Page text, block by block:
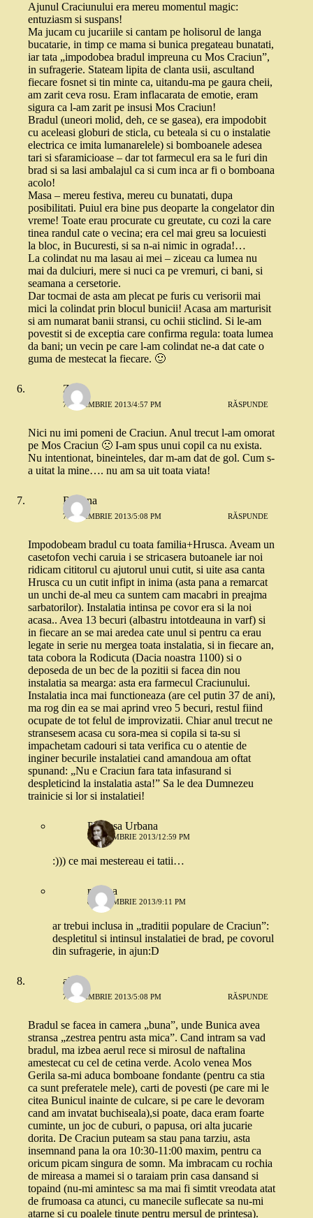
Ajunul Craciunului era mereu momentul magic:
entuziasm si suspans!
Ma jucam cu jucariile si cantam pe holisorul de langa
bucatarie, in timp ce mama si bunica pregateau bunatati,
iar tata „impodobea bradul impreuna cu Mos Craciun”,
in sufragerie. Stateam lipita de clanta usii, ascultand
fiecare fosnet si tin minte ca, uitandu-ma pe gaura cheii,
am zarit ceva rosu. Eram inflacarata de emotie, eram
sigura ca l-am zarit pe insusi Mos Craciun!
Bradul (uneori molid, deh, ce se gasea), era impodobit
cu aceleasi globuri de sticla, cu beteala si cu o instalatie
electrica ce imita lumanarelele) si bomboanele adesea
tari si sfaramicioase – dar tot farmecul era sa le furi din
brad si sa lasi ambalajul ca si cum inca ar fi o bomboana
acolo!
Masa – mereu festiva, mereu cu bunatati, dupa
posibilitati. Puiul era bine pus deoparte la congelator din
vreme! Toate erau procurate cu greutate, cu cozi la care
tinea randul cate o vecina; era cel mai greu sa locuiesti
la bloc, in Bucuresti, si sa n-ai nimic in ograda!…
La colindat nu ma lasau ai mei – ziceau ca lumea nu
mai da dulciuri, mere si nuci ca pe vremuri, ci bani, si
seamana a cersetorie.
Dar tocmai de asta am plecat pe furis cu verisorii mai
mici la colindat prin blocul bunicii! Acasa am marturisit
si am numarat banii stransi, cu ochii sticlind. Si le-am
povestit si de exceptia care confirma regula: toata lumea
da bani; un vecin pe care l-am colindat ne-a dat cate o
guma de mestecat la fiecare. 🙂
Zibe
7 NOIEMBRIE 2013/4:57 PM RĂSPUNDE
Nici nu imi pomeni de Craciun. Anul trecut l-am omorat
pe Mos Craciun 🙁 I-am spus unui copil ca nu exista.
Nu intentionat, bineinteles, dar m-am dat de gol. Cum s-
a uitat la mine…. nu am sa uit toata viata!
Roxana
7 NOIEMBRIE 2013/5:08 PM RĂSPUNDE
Impodobeam bradul cu toata familia+Hrusca. Aveam un
casetofon vechi caruia i se stricasera butoanele iar noi
ridicam cititorul cu ajutorul unui cutit, si uite asa canta
Hrusca cu un cutit infipt in inima (asta pana a remarcat
un unchi de-al meu ca suntem cam macabri in preajma
sarbatorilor). Instalatia intinsa pe covor era si la noi
acasa.. Avea 13 becuri (albastru intotdeauna in varf) si
in fiecare an se mai aredea cate unul si pentru ca erau
legate in serie nu mergea toata instalatia, si in fiecare an,
tata cobora la Rodicuta (Dacia noastra 1100) si o
deposeda de un bec de la pozitii si facea din nou
instalatia sa mearga: asta era farmecul Craciunului.
Instalatia inca mai functioneaza (are cel putin 37 de ani),
ma rog din ea se mai aprind vreo 5 becuri, restul fiind
ocupate de tot felul de improvizatii. Chiar anul trecut ne
stransesem acasa cu sora-mea si copila si ta-su si
impachetam cadouri si tata verifica cu o atentie de
inginer becurile instalatiei cand amandoua am oftat
spunand: „Nu e Craciun fara tata infasurand si
despleticind la instalatia asta!” Sa le dea Dumnezeu
trainicie si lor si instalatiei!
Printesa Urbana
8 NOIEMBRIE 2013/12:59 PM
:))) ce mai mestereau ei tatii…
roxana
8 NOIEMBRIE 2013/9:11 PM
ar trebui inclusa in „traditii populare de Craciun”:
despletitul si intinsul instalatiei de brad, pe covorul
din sufragerie, in ajun:D
alina
7 NOIEMBRIE 2013/5:08 PM RĂSPUNDE
Bradul se facea in camera „buna”, unde Bunica avea
stransa „zestrea pentru asta mica”. Cand intram sa vad
bradul, ma izbea aerul rece si mirosul de naftalina
amestecat cu cel de cetina verde. Acolo venea Mos
Gerila sa-mi aduca bomboane fondante (pentru ca stia
ca sunt preferatele mele), carti de povesti (pe care mi le
citea Bunicul inainte de culcare, si pe care le devoram
cand am invatat buchiseala),si poate, daca eram foarte
cuminte, un joc de cuburi, o papusa, ori alta jucarie
dorita. De Craciun puteam sa stau pana tarziu, asta
insemnand pana la ora 10:30-11:00 maxim, pentru ca
oricum picam singura de somn. Ma imbracam cu rochia
de mireasa a mamei si o taraiam prin casa dansand si
topaind (nu-mi amintesc sa ma mai fi simtit vreodata atat
de frumoasa ca atunci, cu manecile suflecate sa nu-mi
atarne si cu poalele tinute pentru mersul de printesa).